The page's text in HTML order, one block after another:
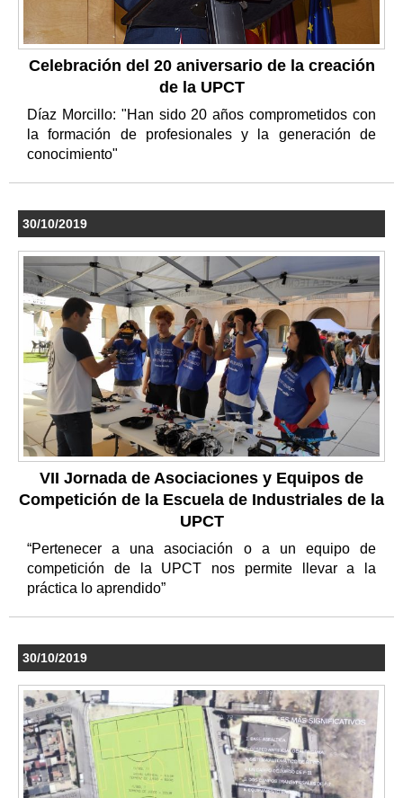
Celebración del 20 aniversario de la creación
de la UPCT
Díaz Morcillo: "Han sido 20 años comprometidos con
la formación de profesionales y la generación de
conocimiento"
30/10/2019
VII Jornada de Asociaciones y Equipos de
Competición de la Escuela de Industriales de la
UPCT
“Pertenecer a una asociación o a un equipo de
competición de la UPCT nos permite llevar a la
práctica lo aprendido”
30/10/2019